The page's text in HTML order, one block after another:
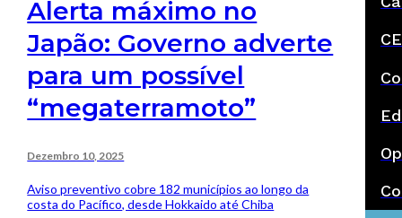
Alerta máximo no
Japão: Governo adverte
para um possível
“megaterramoto”
Dezembro 10, 2025
Aviso preventivo cobre 182 municípios ao longo da
costa do Pacífico, desde Hokkaido até Chiba